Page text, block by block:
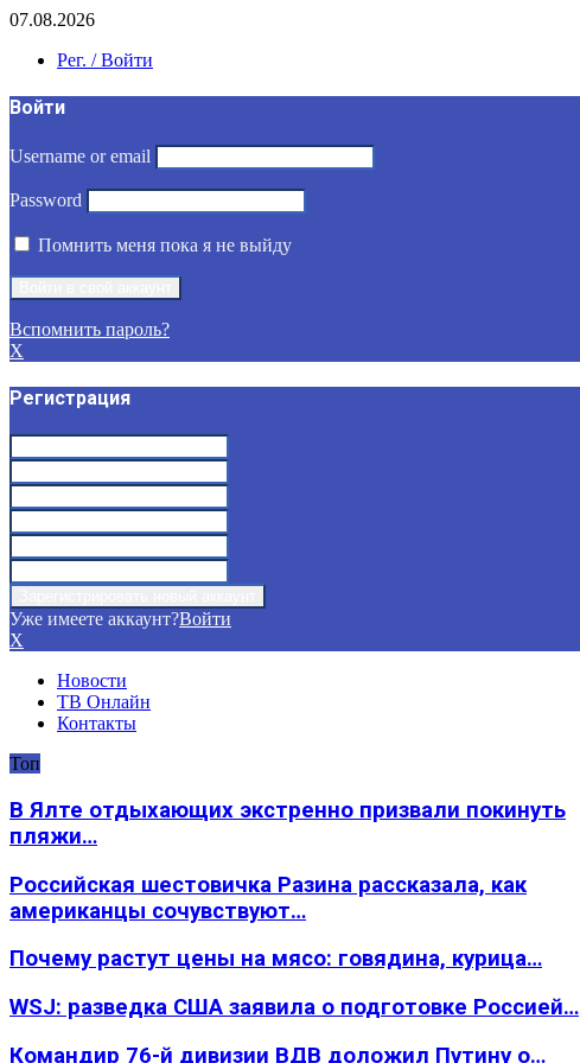
07.08.2026
Рег. / Войти
Войти
Username or email
Password
Помнить меня пока я не выйду
Вспомнить пароль?
X
Регистрация
Уже имеете аккаунт?Войти
X
Новости
ТВ Онлайн
Контакты
Топ
В Ялте отдыхающих экстренно призвали покинуть
пляжи…
Российская шестовичка Разина рассказала, как
американцы сочувствуют…
Почему растут цены на мясо: говядина, курица…
WSJ: разведка США заявила о подготовке Россией…
Командир 76-й дивизии ВДВ доложил Путину о…